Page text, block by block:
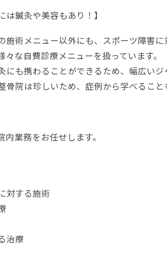
は鍼灸や美容もあり！】
施術メニュー以外にも、スポーツ障害
々な自費診療メニューを扱っています。
にも携わることができるため、幅広いジ
骨院は珍しいため、症例から学べること
業務をお任せします。
対する施術
治療